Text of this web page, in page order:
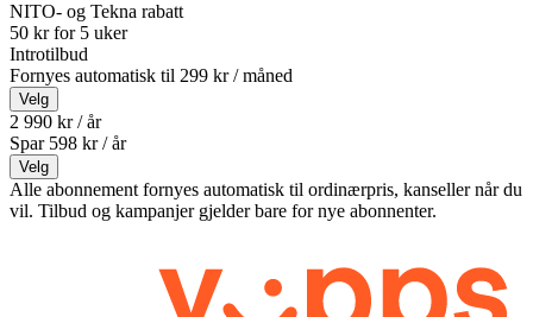
NITO- og Tekna rabatt
50 kr for 5 uker
Introtilbud
Fornyes automatisk til 299 kr / måned
Velg
2 990 kr / år
Spar 598 kr /år
Velg
Alle abonnement fornyes automatisk til ordinærpris, kanseller når du
vil. Tilbud og kampanjer gjelder bare for nye abonnenter.